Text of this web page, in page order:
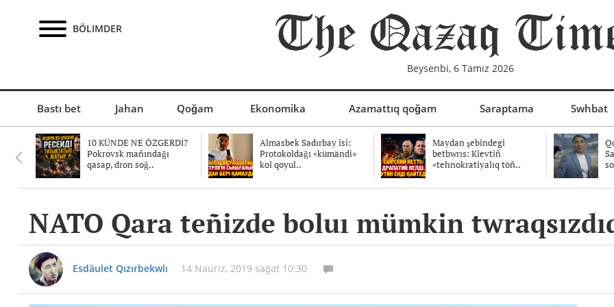
BÖLIMDER
Beysenbi, 6 Tamız 2026
Bastı bet Jahan Qoğam Ekonomika Azamattıq qoğam Saraptama Swhbat
10 KÜNDE NE ÖZGERDİ?
Pokrovsk mañındağı
qasap, dron soğ..
Almasbek Sadırbay isi:
Protokoldağı «kümändi»
kol qoyul..
Maydan şebindegi
betbwrıs: Kievtiñ
«tehnokratiyalıq töñ..
NATO Qara teñizde boluı mümkin
Esdäulet Qızırbekwlı 14 Naurız, 2019 sağat 10:30